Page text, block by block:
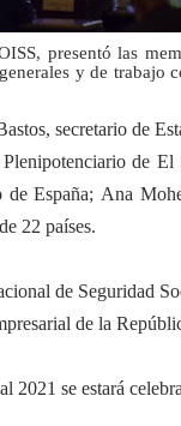
presentó las
y de trabajo
secretario de
de
España; Ana
22 países.
de Seguridad
de la
se estará